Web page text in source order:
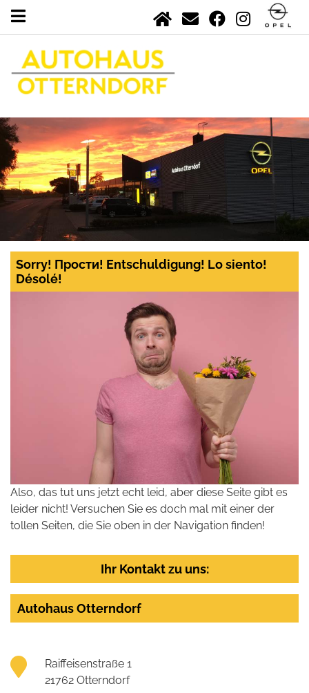
Sorry! Прости! Entschuldigung! Lo siento!
Désolé!
Also, das tut uns jetzt echt leid, aber diese Seite gibt es
leider nicht! Versuchen Sie es doch mal mit einer der
tollen Seiten, die Sie oben in der Navigation finden!
Ihr Kontakt zu uns:
Autohaus Otterndorf
Raiffeisenstraße 1
21762 Otterndorf